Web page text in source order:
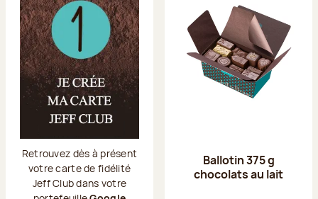
Retrouvez dès à présent
votre carte de fidélité
Jeff Club dans votre
Ballotin 375 g
chocolats au lait